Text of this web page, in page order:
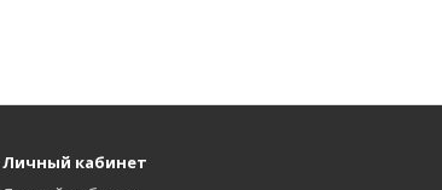
Личный кабинет